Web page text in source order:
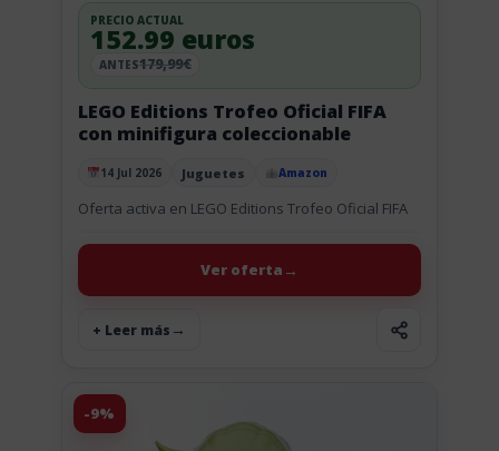
Publicado el
14 Jul 2026 Juguetes Amazon
LEGO Editions Trofeo Oficial FIFA
con minifigura coleccionable
PRECIO ACTUAL
152.99 euros
ANTES179,99€
Oferta activa en LEGO Editions Trofeo Oficial FIFA
+ Leer más
Ver oferta
-9%